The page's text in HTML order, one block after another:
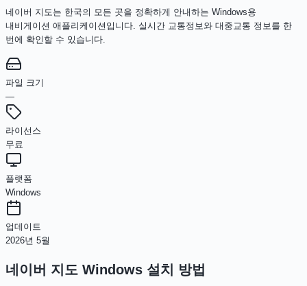
네이버 지도는 한국의 모든 곳을 정확하게 안내하는 Windows용
내비게이션 애플리케이션입니다. 실시간 교통정보와 대중교통 정보를 한
번에 확인할 수 있습니다.
파일 크기
—
라이선스
무료
플랫폼
Windows
업데이트
2026년 5월
네이버 지도 Windows 설치 방법